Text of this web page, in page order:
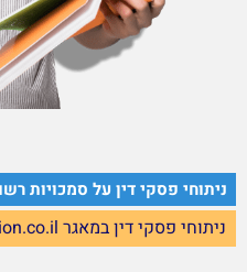
ניתוחי פסקי דין על סמכויות
ניתוחי פסקי דין במאגר Seminarion.co.il